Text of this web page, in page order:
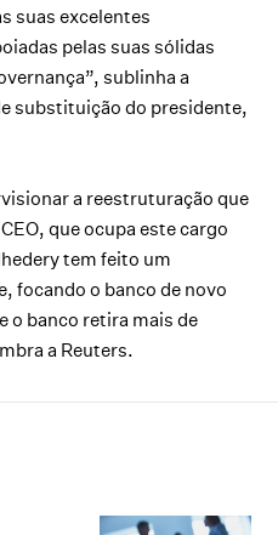
suas excelentes
pelas suas sólidas
sublinha a
substituição do presidente,
a reestruturação que
que ocupa este cargo
tem feito um
focando o banco de novo
o banco retira mais de
a Reuters.